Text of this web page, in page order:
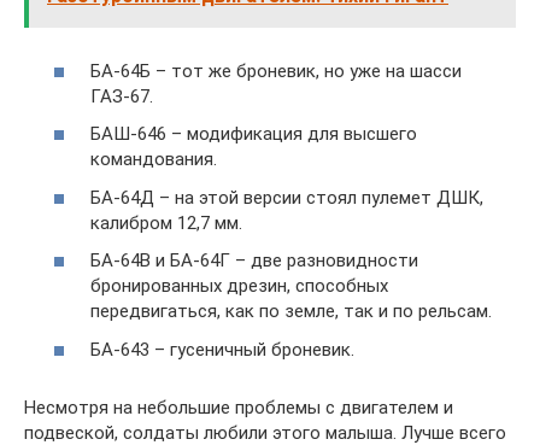
БА-64Б – тот же броневик, но уже на шасси
ГАЗ-67.
БАШ-646 – модификация для высшего
командования.
БА-64Д – на этой версии стоял пулемет ДШК,
калибром 12,7 мм.
БА-64В и БА-64Г – две разновидности
бронированных дрезин, способных
передвигаться, как по земле, так и по рельсам.
БА-643 – гусеничный броневик.
Несмотря на небольшие проблемы с двигателем и
подвеской, солдаты любили этого малыша. Лучше всего